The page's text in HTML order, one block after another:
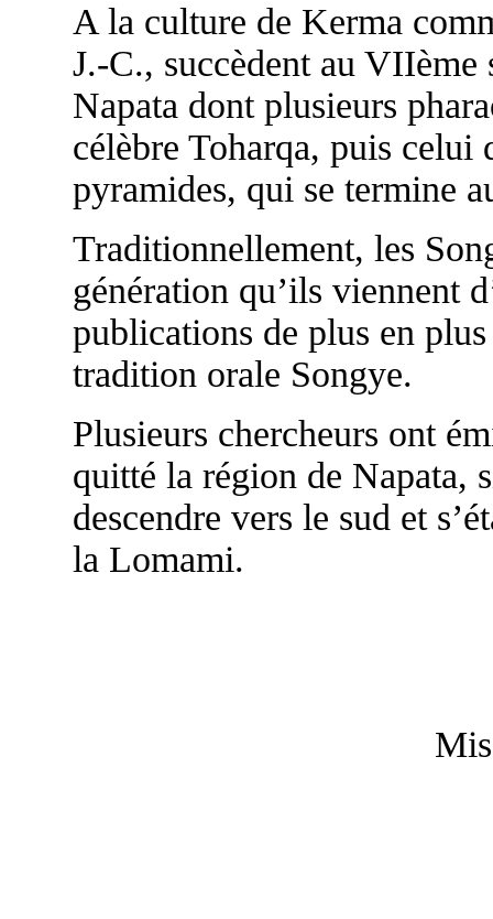
A la culture de Kerma
J.-C., succèdent au
Napata dont plusieurs
célèbre Toharqa, puis celui
pyramides, qui se termine
Traditionnellement, les
génération qu’ils viennent
publications de plus en
tradition orale Songye.
Plusieurs chercheurs ont
quitté la région de Napata,
descendre vers le sud et
la Lomami.